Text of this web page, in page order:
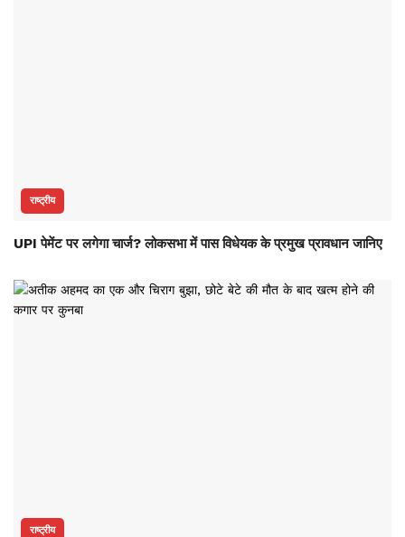
राष्ट्रीय
UPI पेमेंट पर लगेगा चार्ज? लोकसभा में पास विधेयक के प्रमुख प्रावधान जानिए
राष्ट्रीय